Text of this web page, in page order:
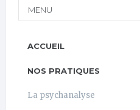
MENU
ACCUEIL
NOS PRATIQUES
La psychanalyse